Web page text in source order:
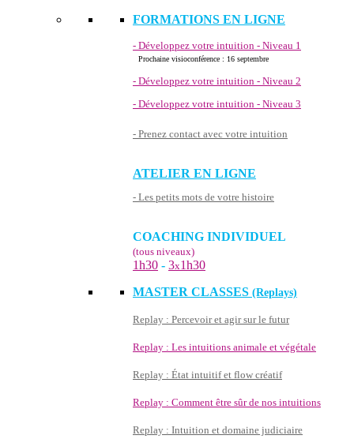
FORMATIONS EN LIGNE
- Développez votre intuition - Niveau 1
Prochaine visioconférence : 16 septembre
- Développez votre intuition - Niveau 2
- Développez votre intuition - Niveau 3
- Prenez contact avec votre intuition
ATELIER EN LIGNE
- Les petits mots de votre histoire
COACHING INDIVIDUEL
(tous niveaux)
1h30 - 3x1h30
MASTER CLASSES (Replays)
Replay : Percevoir et agir sur le futur
Replay : Les intuitions animale et végétale
Replay : État intuitif et flow créatif
Replay : Comment être sûr de nos intuitions
Replay : Intuition et domaine judiciaire